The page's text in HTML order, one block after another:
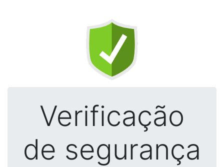
Verificação
de segurança